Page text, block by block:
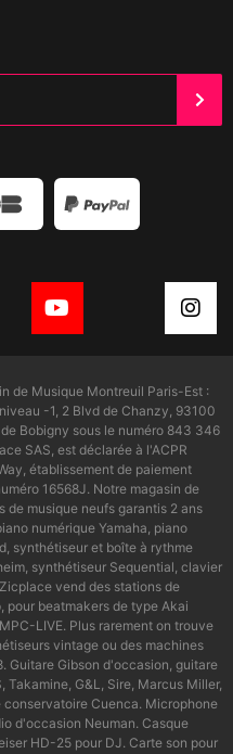
de Musique Montreuil Paris-Est :
-1, 2 Blvd de Chanzy, 93100
Bobigny sous le numéro 843 346
SAS, est déclarée à l'ACPR
établissement de paiement
16568J. Notre magasin de
de musique neufs garantis 2 ans
numérique Yamaha, piano
synthétiseur et boîte à rythme
synthétiseur Sequential, clavier
vend des stations de
pour beatmakers de type Akai
LIVE. Plus rarement on trouve
vintage ou des machines
Guitare Gibson d'occasion, guitare
Takamine, G&L, Sire, Marcus Miller,
conservatoire Cuenca. Microphone
d'occasion Neuman. Casque
HD-25 pour DJ. Carte son pour